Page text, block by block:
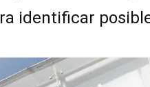
identificar